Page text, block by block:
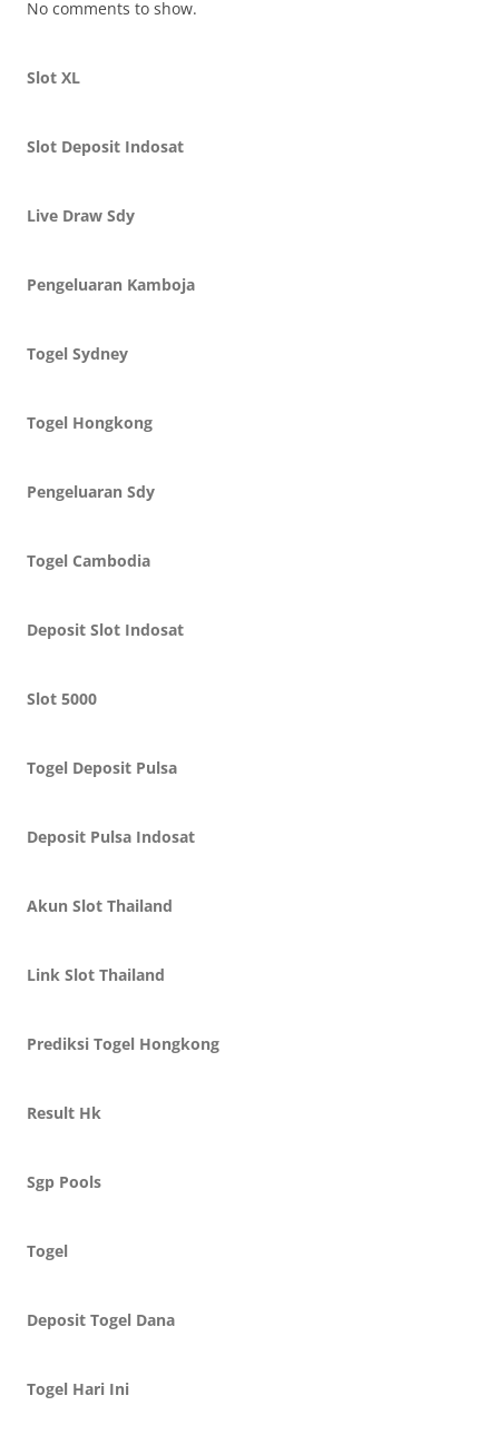
No comments to show.
Slot XL
Slot Deposit Indosat
Live Draw Sdy
Pengeluaran Kamboja
Togel Sydney
Togel Hongkong
Pengeluaran Sdy
Togel Cambodia
Deposit Slot Indosat
Slot 5000
Togel Deposit Pulsa
Deposit Pulsa Indosat
Akun Slot Thailand
Link Slot Thailand
Prediksi Togel Hongkong
Result Hk
Sgp Pools
Togel
Deposit Togel Dana
Togel Hari Ini